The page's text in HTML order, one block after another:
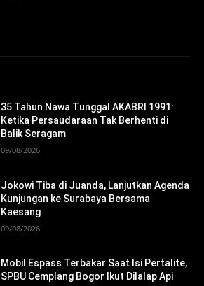
35 Tahun Nawa Tunggal AKABRI 1991:
Ketika Persaudaraan Tak Berhenti di
Balik Seragam
09/08/2026
Jokowi Tiba di Juanda, Lanjutkan Agenda
Kunjungan ke Surabaya Bersama
Kaesang
09/08/2026
Mobil Espass Terbakar Saat Isi Pertalite,
SPBU Cemplang Bogor Ikut Dilalap Api